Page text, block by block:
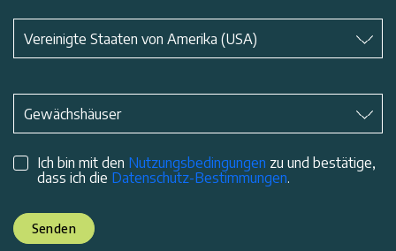
Vereinigte Staaten von Amerika (USA)
*
Gewächshäuser
Ich bin mit den Nutzungsbedingungen zu und bestätige,
dass ich die Datenschutz-Bestimmungen.
Senden